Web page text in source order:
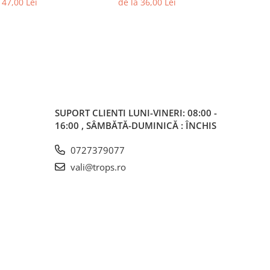
SUPORT CLIENTI LUNI-VINERI: 08:00 -
16:00 , SÂMBĂTĂ-DUMINICĂ : ÎNCHIS
0727379077
vali@trops.ro